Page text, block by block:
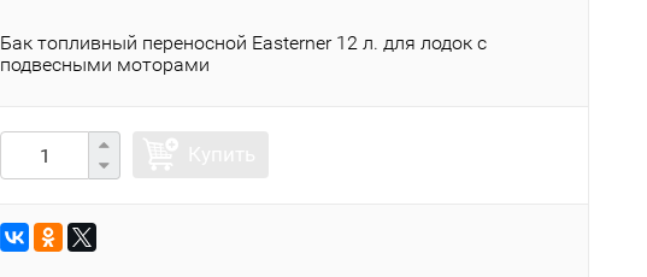
Бак топливный переносной Easterner 12 л. для лодок с
подвесными моторами